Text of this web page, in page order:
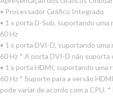
• Processador Gráfico Integrado
• 1 x porta D-Sub, suportando uma
60 Hz
• 1 x porta DVI-D, suportando uma
60 Hz * A porta DVI-D não suporta
• 1 x porta HDMI, suportando uma
60 Hz * Suporte para a versão
pode variar de acordo com a CPU.